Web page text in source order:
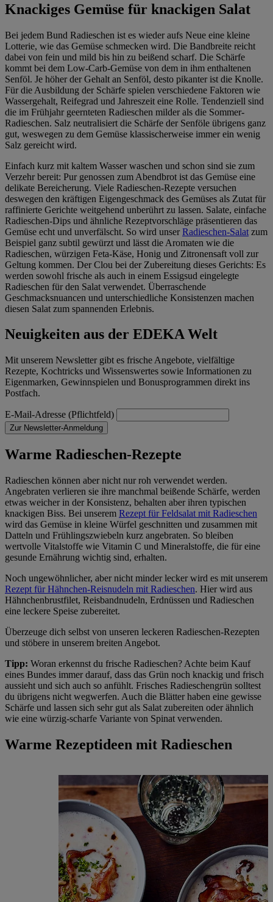
Knackiges Gemüse für knackigen Salat
Bei jedem Bund Radieschen ist es wieder aufs Neue eine kleine
Lotterie, wie das Gemüse schmecken wird. Die Bandbreite reicht
dabei von fein und mild bis hin zu beißend scharf. Die Schärfe
kommt bei dem Low-Carb-Gemüse von dem in ihm enthaltenen
Senföl. Je höher der Gehalt an Senföl, desto pikanter ist die Knolle.
Für die Ausbildung der Schärfe spielen verschiedene Faktoren wie
Wassergehalt, Reifegrad und Jahreszeit eine Rolle. Tendenziell sind
die im Frühjahr geernteten Radieschen milder als die Sommer-
Radieschen. Salz neutralisiert die Schärfe der Senföle übrigens ganz
gut, weswegen zu dem Gemüse klassischerweise immer ein wenig
Salz gereicht wird.
Einfach kurz mit kaltem Wasser waschen und schon sind sie zum
Verzehr bereit: Pur genossen zum Abendbrot ist das Gemüse eine
delikate Bereicherung. Viele Radieschen-Rezepte versuchen
deswegen den kräftigen Eigengeschmack des Gemüses als Zutat für
raffinierte Gerichte weitgehend unberührt zu lassen. Salate, einfache
Radieschen-Dips und ähnliche Rezeptvorschläge präsentieren das
Gemüse echt und unverfälscht. So wird unserRadieschen-Salat zum
Beispiel ganz subtil gewürzt und lässt die Aromaten wie die
Radieschen, würzigen Feta-Käse, Honig und Zitronensaft voll zur
Geltung kommen. Der Clou bei der Zubereitung dieses Gerichts: Es
werden sowohl frische als auch in einem Essigsud eingelegte
Radieschen für den Salat verwendet. Überraschende
Geschmacksnuancen und unterschiedliche Konsistenzen machen
diesen Salat zum spannenden Erlebnis.
Neuigkeiten aus der EDEKA Welt
Mit unserem Newsletter gibt es frische Angebote, vielfältige
Rezepte, Kochtricks und Wissenswertes sowie Informationen zu
Eigenmarken, Gewinnspielen und Bonusprogrammen direkt ins
Postfach.
E-Mail-Adresse (Pflichtfeld)
Zur Newsletter-Anmeldung
Warme Radieschen-Rezepte
Radieschen können aber nicht nur roh verwendet werden.
Angebraten verlieren sie ihre manchmal beißende Schärfe, werden
etwas weicher in der Konsistenz, behalten aber ihren typischen
knackigen Biss. Bei unserem Rezept für Feldsalat mit Radieschen
wird das Gemüse in kleine Würfel geschnitten und zusammen mit
Datteln und Frühlingszwiebeln kurz angebraten. So bleiben
wertvolle Vitalstoffe wie Vitamin C und Mineralstoffe, die für eine
gesunde Ernährung wichtig sind, erhalten.
Noch ungewöhnlicher, aber nicht minder lecker wird es mit unserem
Rezept für Hähnchen-Reisnudeln mit Radieschen. Hier wird aus
Hähnchenbrustfilet, Reisbandnudeln, Erdnüssen und Radieschen
eine leckere Speise zubereitet.
Überzeuge dich selbst von unseren leckeren Radieschen-Rezepten
und stöbere in unserem breiten Angebot.
Tipp: Woran erkennst du frische Radieschen? Achte beim Kauf
eines Bundes immer darauf, dass das Grün noch knackig und frisch
aussieht und sich auch so anfühlt. Frisches Radieschengrün solltest
du übrigens nicht wegwerfen. Auch die Blätter haben eine gewisse
Schärfe und lassen sich sehr gut als Salat zubereiten oder ähnlich
wie eine würzig-scharfe Variante von Spinat verwenden.
Warme Rezeptideen mit Radieschen